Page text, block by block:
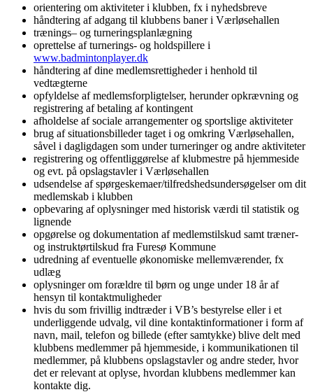
orientering om aktiviteter i klubben, fx i nyhedsbreve
håndtering af adgang til klubbens baner i Værløsehallen
trænings– og turneringsplanlægning
oprettelse af turnerings- og holdspillere i
www.badmintonplayer.dk
håndtering af dine medlemsrettigheder i henhold til
vedtægterne
opfyldelse af medlemsforpligtelser, herunder opkrævning og
registrering af betaling af kontingent
afholdelse af sociale arrangementer og sportslige aktiviteter
brug af situationsbilleder taget i og omkring Værløsehallen,
såvel i dagligdagen som under turneringer og andre aktiviteter
registrering og offentliggørelse af klubmestre på hjemmeside
og evt. på opslagstavler i Værløsehallen
udsendelse af spørgeskemaer/tilfredshedsundersøgelser om dit
medlemskab i klubben
opbevaring af oplysninger med historisk værdi til statistik og
lignende
opgørelse og dokumentation af medlemstilskud samt træner-
og instruktørtilskud fra Furesø Kommune
udredning af eventuelle økonomiske mellemværender, fx
udlæg
oplysninger om forældre til børn og unge under 18 år af
hensyn til kontaktmuligheder
hvis du som frivillig indtræder i VB’s bestyrelse eller i et
underliggende udvalg, vil dine kontaktinformationer i form af
navn, mail, telefon og billede (efter samtykke) blive delt med
klubbens medlemmer på hjemmeside, i kommunikationen til
medlemmer, på klubbens opslagstavler og andre steder, hvor
det er relevant at oplyse, hvordan klubbens medlemmer kan
kontakte dig.